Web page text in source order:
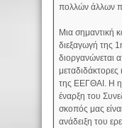
πολλών άλλων
Μια σημαντική
διεξαγωγή της
διοργανώνεται
της ΕΕΓΘΑΙ. Η
έναρξη του
σκοπός μας
ανάδειξη του